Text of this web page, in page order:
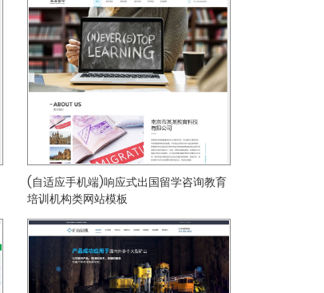
(自适应手机端)响应式出国留学咨询教育
培训机构类网站模板